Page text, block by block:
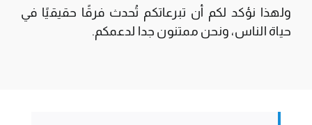
ولهذا نؤكد لكم أن تبرعاتكم تُحدث فرقًا حقيقيًا في
حياة الناس، ونحن ممتنون جدا لدعمكم.